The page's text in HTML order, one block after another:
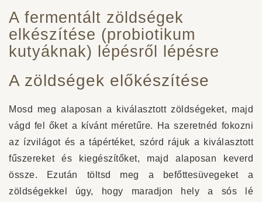
A fermentált zöldségek
elkészítése (probiotikum
kutyáknak) lépésről lépésre
A zöldségek előkészítése
Mosd meg alaposan a kiválasztott zöldségeket, majd
vágd fel őket a kívánt méretűre. Ha szeretnéd fokozni
az ízvilágot és a tápértéket, szórd rájuk a kiválasztott
fűszereket és kiegészítőket, majd alaposan keverd
össze. Ezután töltsd meg a befőttesüvegeket a
zöldségekkel úgy, hogy maradjon hely a sós lé